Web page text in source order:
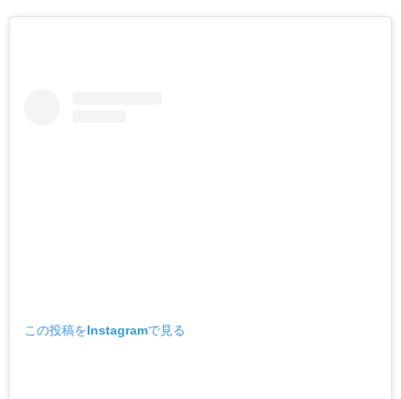
この投稿をInstagramで見る